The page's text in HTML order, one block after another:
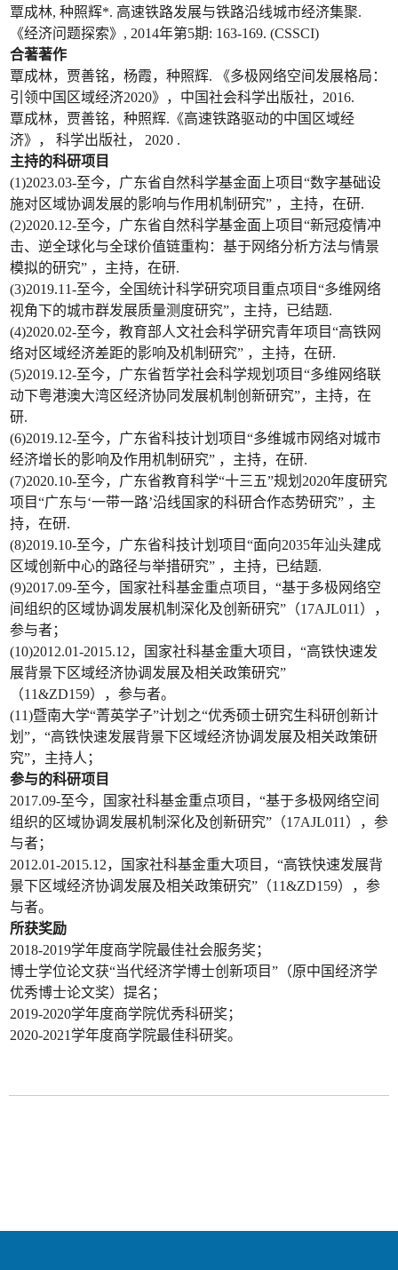
覃成林, 种照辉*. 高速铁路发展与铁路沿线城市经济集聚.
《经济问题探索》, 2014年第5期: 163-169. (CSSCI)
合著著作
覃成林，贾善铭，杨霞，种照辉. 《多极网络空间发展格局：
引领中国区域经济2020》，中国社会科学出版社，2016.
覃成林，贾善铭，种照辉.《高速铁路驱动的中国区域经
济》， 科学出版社， 2020 .
主持的科研项目
(1)2023.03-至今，广东省自然科学基金面上项目“数字基础设
施对区域协调发展的影响与作用机制研究” ，主持，在研.
(2)2020.12-至今，广东省自然科学基金面上项目“新冠疫情冲
击、逆全球化与全球价值链重构：基于网络分析方法与情景
模拟的研究” ，主持，在研.
(3)2019.11-至今，全国统计科学研究项目重点项目“多维网络
视角下的城市群发展质量测度研究”，主持，已结题.
(4)2020.02-至今，教育部人文社会科学研究青年项目“高铁网
络对区域经济差距的影响及机制研究” ，主持，在研.
(5)2019.12-至今，广东省哲学社会科学规划项目“多维网络联
动下粤港澳大湾区经济协同发展机制创新研究”，主持，在
研.
(6)2019.12-至今，广东省科技计划项目“多维城市网络对城市
经济增长的影响及作用机制研究” ，主持，在研.
(7)2020.10-至今，广东省教育科学“十三五”规划2020年度研究
项目“广东与‘一带一路’沿线国家的科研合作态势研究” ，主
持，在研.
(8)2019.10-至今，广东省科技计划项目“面向2035年汕头建成
区域创新中心的路径与举措研究” ，主持，已结题.
(9)2017.09-至今，国家社科基金重点项目，“基于多极网络空
间组织的区域协调发展机制深化及创新研究”（17AJL011），
参与者；
(10)2012.01-2015.12，国家社科基金重大项目，“高铁快速发
展背景下区域经济协调发展及相关政策研究”
（11&ZD159），参与者。
(11)暨南大学“菁英学子”计划之“优秀硕士研究生科研创新计
划”，“高铁快速发展背景下区域经济协调发展及相关政策研
究”，主持人；
参与的科研项目
2017.09-至今，国家社科基金重点项目，“基于多极网络空间
组织的区域协调发展机制深化及创新研究”（17AJL011），参
与者；
2012.01-2015.12，国家社科基金重大项目，“高铁快速发展背
景下区域经济协调发展及相关政策研究”（11&ZD159），参
与者。
所获奖励
2018-2019学年度商学院最佳社会服务奖；
博士学位论文获“当代经济学博士创新项目”（原中国经济学
优秀博士论文奖）提名；
2019-2020学年度商学院优秀科研奖；
2020-2021学年度商学院最佳科研奖。